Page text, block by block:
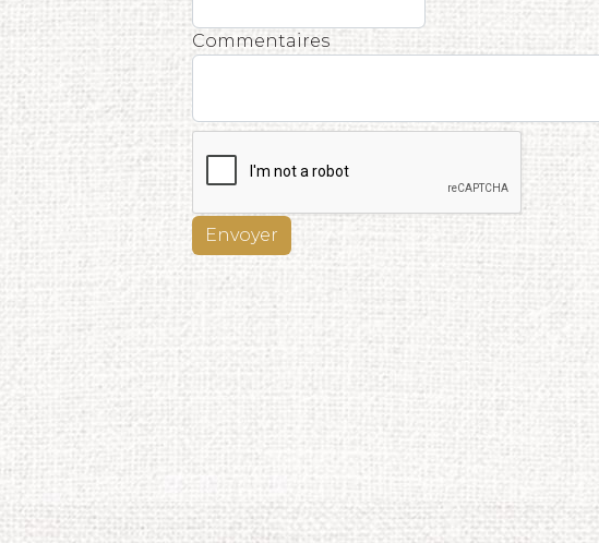
Commentaires
Envoyer